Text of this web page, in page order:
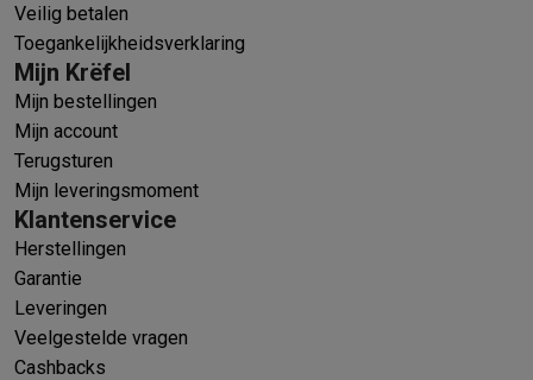
Veilig betalen
Toegankelijkheidsverklaring
Mijn Krëfel
Mijn bestellingen
Mijn account
Terugsturen
Mijn leveringsmoment
Klantenservice
Herstellingen
Garantie
Leveringen
Veelgestelde vragen
Cashbacks